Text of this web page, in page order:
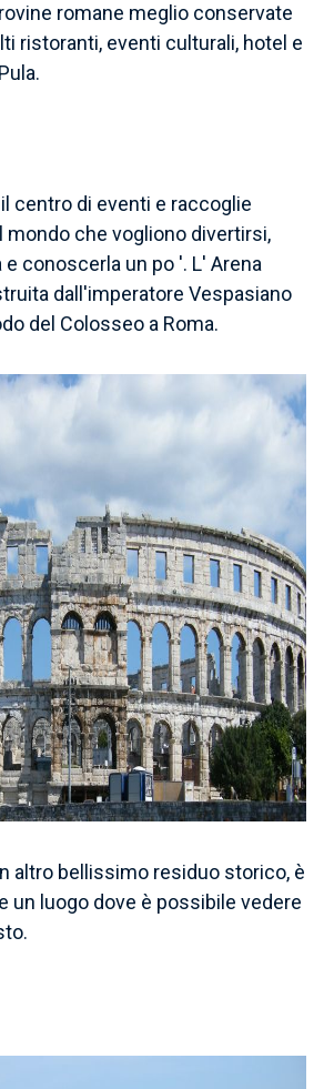
rovine romane meglio conservate
ristoranti, eventi culturali, hotel e
centro di eventi e raccoglie
mondo che vogliono divertirsi,
conoscerla un po '. L' Arena
dall'imperatore Vespasiano
del Colosseo a Roma.
altro bellissimo residuo storico, è
un luogo dove è possibile vedere